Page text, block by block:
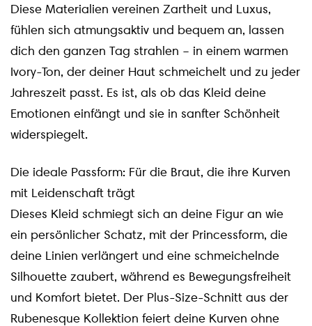
Diese Materialien vereinen Zartheit und Luxus,
fühlen sich atmungsaktiv und bequem an, lassen
dich den ganzen Tag strahlen – in einem warmen
Ivory-Ton, der deiner Haut schmeichelt und zu jeder
Jahreszeit passt. Es ist, als ob das Kleid deine
Emotionen einfängt und sie in sanfter Schönheit
widerspiegelt.
Die ideale Passform: Für die Braut, die ihre Kurven
mit Leidenschaft trägt
Dieses Kleid schmiegt sich an deine Figur an wie
ein persönlicher Schatz, mit der Princessform, die
deine Linien verlängert und eine schmeichelnde
Silhouette zaubert, während es Bewegungsfreiheit
und Komfort bietet. Der Plus-Size-Schnitt aus der
Rubenesque Kollektion feiert deine Kurven ohne